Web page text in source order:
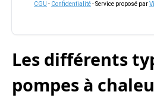
CGU - Confidentialité- Service proposé par
Les différents
pompes à